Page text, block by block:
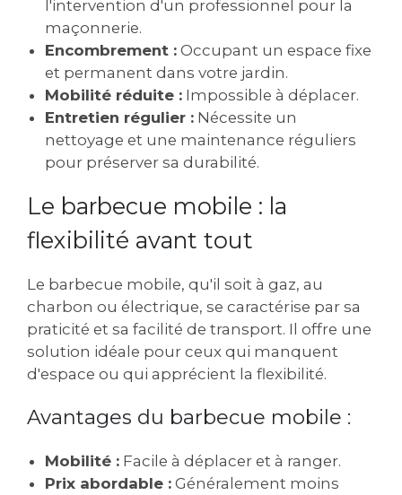
l'intervention d'un professionnel pour la
maçonnerie.
Encombrement : Occupant un espace fixe
et permanent dans votre jardin.
Mobilité réduite : Impossible à déplacer.
Entretien régulier : Nécessite un
nettoyage et une maintenance réguliers
pour préserver sa durabilité.
Le barbecue mobile : la
flexibilité avant tout
Le barbecue mobile, qu'il soit à gaz, au
charbon ou électrique, se caractérise par sa
praticité et sa facilité de transport. Il offre une
solution idéale pour ceux qui manquent
d'espace ou qui apprécient la flexibilité.
Avantages du barbecue mobile :
Mobilité : Facile à déplacer et à ranger.
Prix abordable : Généralement moins